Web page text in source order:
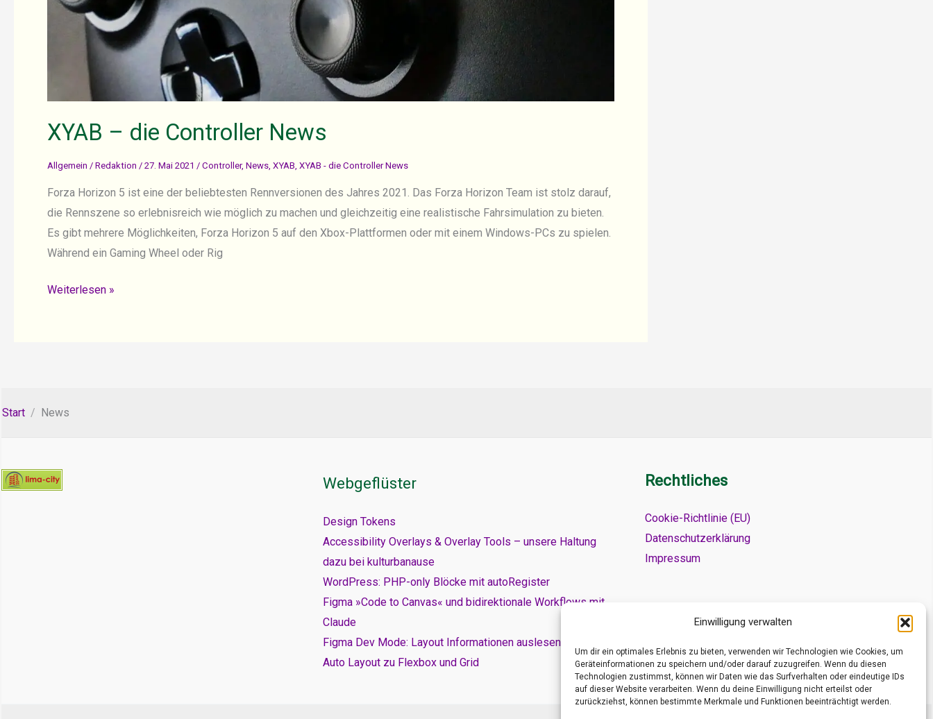
Einwilligung verwalten
Um dir ein optimales Erlebnis zu bieten, verwenden wir Technologien wie Cookies, um
Geräteinformationen zu speichern und/oder darauf zuzugreifen. Wenn du diesen
Technologien zustimmst, können wir Daten wie das Surfverhalten oder eindeutige IDs
auf dieser Website verarbeiten. Wenn du deine Einwilligung nicht erteilst oder
zurückziehst, können bestimmte Merkmale und Funktionen beeinträchtigt werden.
XYAB – die Controller News
Allgemein / Redaktion / 27. Mai 2021 / Controller, News XYAB XYAB - die Controller News
Forza Horizon 5 ist eine der beliebtesten Rennversionen des Jahres 2021. Das Forza Horizon Team ist stolz darauf,
die Rennszene so erlebnisreich wie möglich zu machen und gleichzeitig eine realistische Fahrsimulation zu bieten.
Es gibt mehrere Möglichkeiten, Forza Horizon 5 auf den Xbox-Plattformen oder mit einem Windows-PCs zu spielen.
Während ein Gaming Wheel oder Rig
XYAB
Weiterlesen »
Start News
Webgeflüster
Design Tokens
Accessibility Overlays & Overlay Tools – unsere Haltung
dazu bei kulturbanause
WordPress: PHP-only Blöcke mit autoRegister
Figma »Code to Canvas« und bidirektionale Workflows mit
Claude
Figma Dev Mode: Layout Informationen auslesen – von
Auto Layout zu Flexbox und Grid
Rechtliches
Cookie-Richtlinie (EU)
Datenschutzerklärung
Impressum